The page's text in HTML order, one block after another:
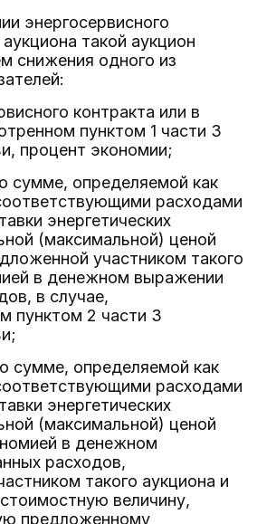
энергосервисного
такой аукцион
снижения одного из
контракта или в
пунктом 1 части 3
процент экономии;
сумме, определяемой как
расходами
энергетических
(максимальной) ценой
участником такого
в денежном выражении
в случае,
пунктом 2 части 3
сумме, определяемой как
расходами
энергетических
(максимальной) ценой
в денежном
расходов,
такого аукциона и
величину,
предложенному